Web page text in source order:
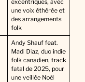
excentriques, avec
une voix éthérée et
des arrangements
folk
Andy Shauf feat.
Madi Diaz, duo indie
folk canadien, track
fatal de 2025, pour
une veillée Noël